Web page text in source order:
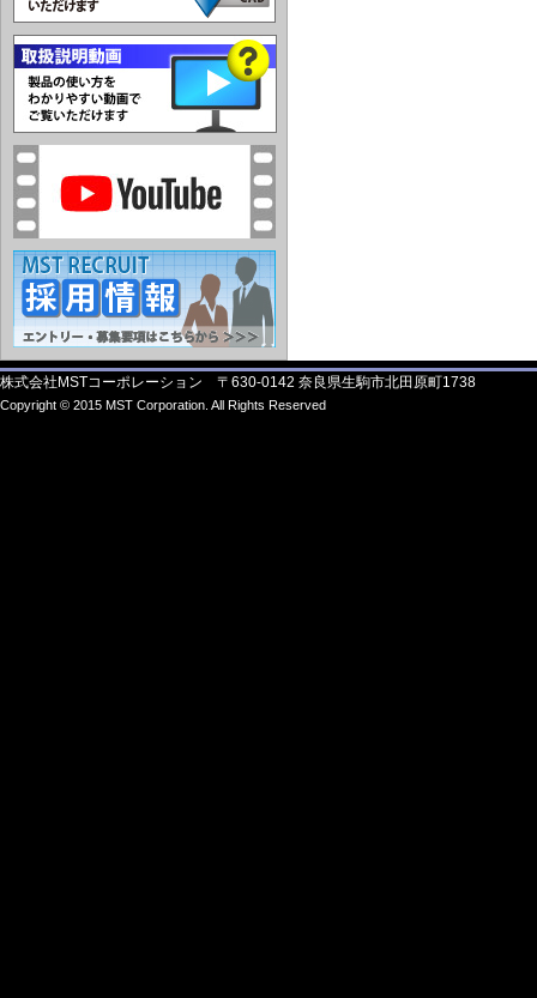
株式会社MSTコーポレーション 〒630-0142 奈良県生駒市北田原町1738
Copyright © 2015 MST Corporation. All Rights Reserved